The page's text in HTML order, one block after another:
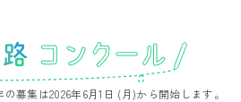
の募集は2026年6月1日 (月)から開始します。